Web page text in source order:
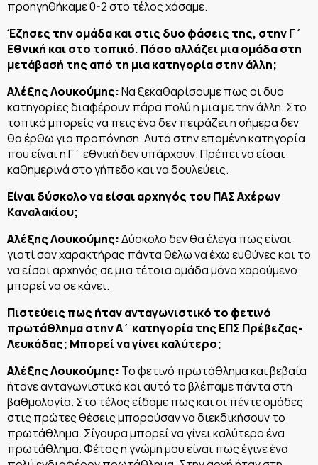
προηγηθήκαμε 0-2 στο τέλος χάσαμε.
Έζησες την ομάδα και στις δυο φάσεις της, στην Γ΄
Εθνική και στο τοπικό. Πόσο αλλάζει μια ομάδα στη
μετάβασή της από τη μια κατηγορία στην άλλη;
Αλέξης Λουκούμης:Να ξεκαθαρίσουμε πως οι δυο
κατηγορίες διαφέρουν πάρα πολύ η μια με την άλλη. Στο
τοπικό μπορείς να πεις ένα δεν πειράζει η σήμερα δεν
θα έρθω για προπόνηση. Αυτά στην επομένη κατηγορία
που είναι η Γ΄ εθνική δεν υπάρχουν. Πρέπει να είσαι
καθημερινά στο γήπεδο και να δουλεύεις.
Είναι δύσκολο να είσαι αρχηγός του ΠΑΣ Αχέρων
Καναλακίου;
Αλέξης Λουκούμης:Δύσκολο δεν θα έλεγα πως είναι
γιατί σαν χαρακτήρας πάντα θέλω να έχω ευθύνες και το
να είσαι αρχηγός σε μια τέτοια ομάδα μόνο χαρούμενο
μπορεί να σε κάνει.
Πιστεύεις πως ήταν ανταγωνιστικό το φετινό
πρωτάθλημα στην Α΄ κατηγορία της ΕΠΣ Πρέβεζας-
Λευκάδας; Μπορεί να γίνει καλύτερο;
Αλέξης Λουκούμης: Το φετινό πρωτάθλημα και βεβαία
ήτανε ανταγωνιστικό και αυτό το βλέπαμε πάντα στη
βαθμολογία. Στο τέλος είδαμε πως και οι πέντε ομάδες
στις πρώτες θέσεις μπορούσαν να διεκδικήσουν το
πρωτάθλημα. Σίγουρα μπορεί να γίνει καλύτερο ένα
πρωτάθλημα. Φέτος η γνώμη μου είναι πως έγινε ένα